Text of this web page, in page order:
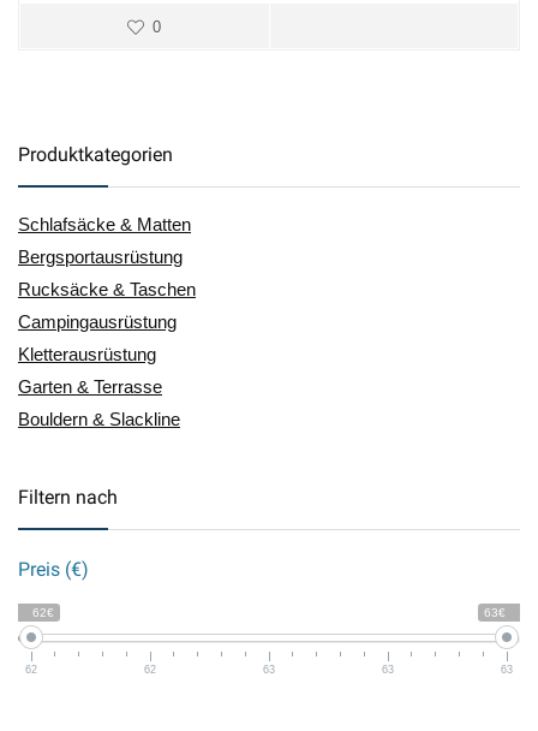
0
Produktkategorien
Schlafsäcke & Matten
Bergsportausrüstung
Rucksäcke & Taschen
Campingausrüstung
Kletterausrüstung
Garten & Terrasse
Bouldern & Slackline
Filtern nach
Preis (€)
62€ 63€
62 62 63 63 63